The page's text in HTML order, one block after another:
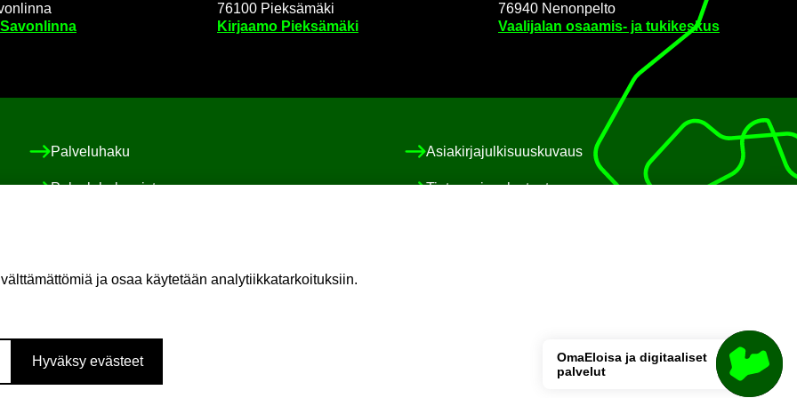
76100 Piek­sä­mä­ki
Kir­jaa­mo Piek­sä­mä­ki
76940 Ne­non­pel­to
Vaa­li­ja­lan osaamis-​ ja tu­ki­kes­kus
Pal­ve­lu­ha­ku
Pal­ve­lu­ha­ke­mis­to
Asia­kir­ja­jul­ki­suus­ku­vaus
Tie­to­suo­ja­se­los­teet
Eloi­sa Lin­ke­dI­nis­sä
Lin­ke­dIn
Eloi­sa You­Tu­bes­sa
You­Tu­be
OmaE­loi­sa ja di­gi­taa­li­set
pal­ve­lut
ja osaa käy­te­tään ana­ly­tiik­ka­tar­koi­tuk­siin.
Hy­väk­sy eväs­teet